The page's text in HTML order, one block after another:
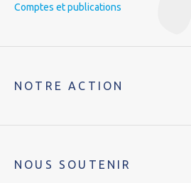
Comptes et publications
NOTRE ACTION
NOUS SOUTENIR